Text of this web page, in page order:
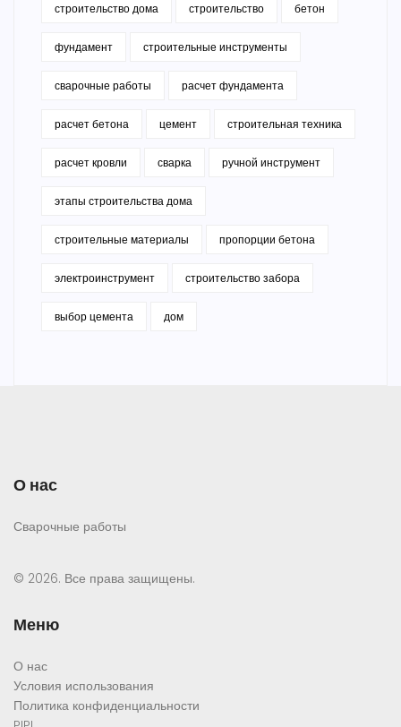
строительство дома строительство бетон
фундамент строительные инструменты
сварочные работы расчет фундамента
расчет бетона цемент строительная техника
расчет кровли сварка ручной инструмент
этапы строительства дома
строительные материалы пропорции бетона
электроинструмент строительство забора
выбор цемента дом
О нас
Сварочные работы
© 2026. Все права защищены.
Меню
О нас
Условия использования
Политика конфиденциальности